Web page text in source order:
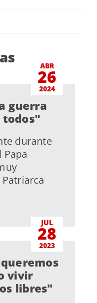
ABR
26
2024
guerra
todos"
durante
Papa
JUL
28
2023
vivir
libres"